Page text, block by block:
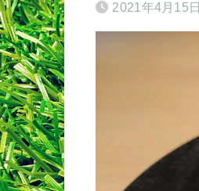
2021年4月15日